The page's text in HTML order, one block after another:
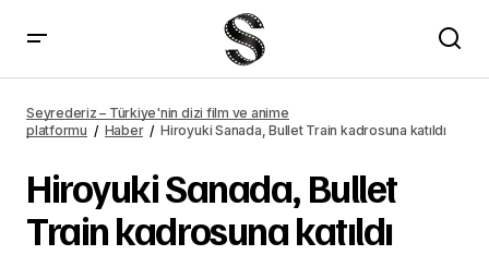
Seyrederiz – Türkiye'nin dizi film ve anime
platformu
Haber Hiroyuki Sanada, Bullet Train kadrosuna katıldı
Hiroyuki Sanada, Bullet
Train kadrosuna katıldı